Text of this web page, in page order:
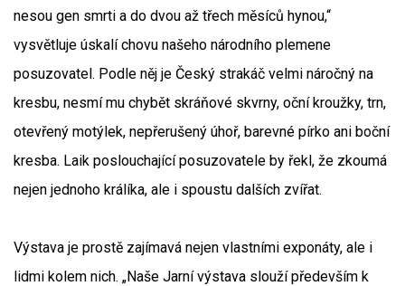
nesou gen smrti a do dvou až třech měsíců hynou,“
vysvětluje úskalí chovu našeho národního plemene
posuzovatel. Podle něj je Český strakáč velmi náročný na
kresbu, nesmí mu chybět skráňové skvrny, oční kroužky, trn,
otevřený motýlek, nepřerušený úhoř, barevné pírko ani boční
kresba. Laik poslouchající posuzovatele by řekl, že zkoumá
nejen jednoho králíka, ale i spoustu dalších zvířat.
Výstava je prostě zajímavá nejen vlastními exponáty, ale i
lidmi kolem nich. „Naše Jarní výstava slouží především k